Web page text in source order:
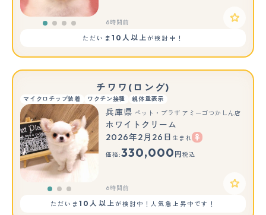
6時間前
ただいま 10人以上が検討中！
チワワ(ロング)
マイクロチップ装着 ワクチン接種 親体重表示
もっと見る
兵庫県 ペット・プラザ アミーゴつかしん店
ホワイトクリーム
2026年2月26日 生まれ
価格:330,000 円 税込
6時間前
ただいま10人以上が検討中！人気急上昇中です！